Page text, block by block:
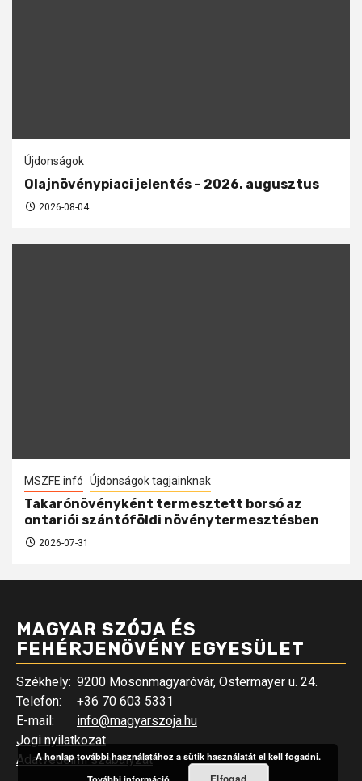
Újdonságok
Olajnövénypiaci jelentés – 2026. augusztus
2026-08-04
MSZFE infó Újdonságok tagjainknak
Takarónövényként termesztett borsó az
ontariói szántóföldi növénytermesztésben
2026-07-31
MAGYAR SZÓJA ÉS
FEHÉRJENÖVÉNY EGYESÜLET
Székhely: 9200 Mosonmagyaróvár, Ostermayer u. 24.
Telefon:
+36 70 603 5331
E-mail:
info@magyarszoja.hu
Jogi nyilatkozat
Adatvédelmi szabályzat
A honlap további használatához a sütik használatát el kell fogadni.